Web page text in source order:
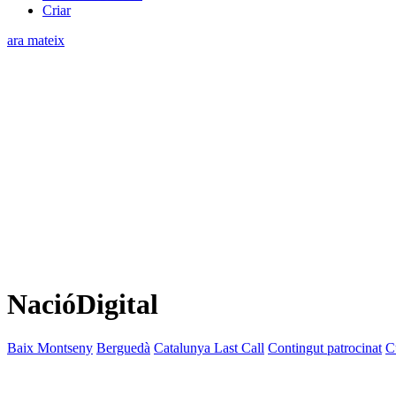
Criar
ara mateix
NacióDigital
Baix Montseny Berguedà Catalunya Last Call Contingut patrocinat